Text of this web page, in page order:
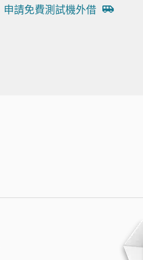
申請免費測試機外借